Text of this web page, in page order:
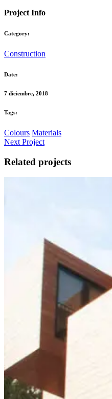
Project Info
Category:
Construction
Date:
7 diciembre, 2018
Tags:
Colours Materials
Next Project
Related projects